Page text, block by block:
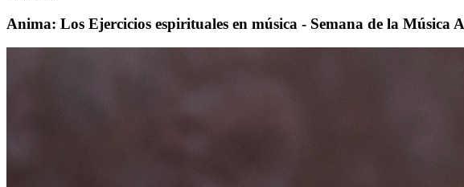
Anima: Los Ejercicios espirituales en música - Semana de la Música